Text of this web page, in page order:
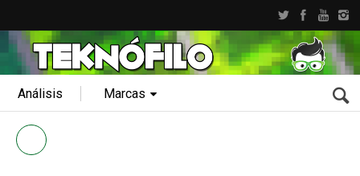
Análisis Marcas